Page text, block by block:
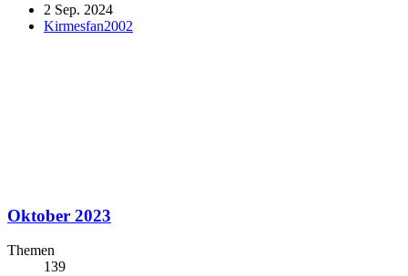
2 Sep. 2024
Kirmesfan2002
Oktober 2023
Themen
139